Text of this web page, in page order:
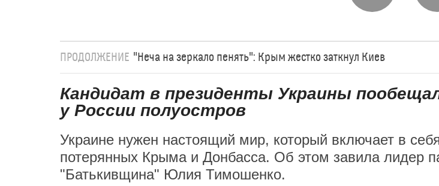
ПРОДОЛЖЕНИЕ "Неча на зеркало пенять": Крым жестко заткнул Киев
Кандидат в президенты Украины
у России полуостров
Украине нужен настоящий мир, который включает в
потерянных Крыма и Донбасса. Об этом завила лидер
"Батькивщина" Юлия Тимошенко.